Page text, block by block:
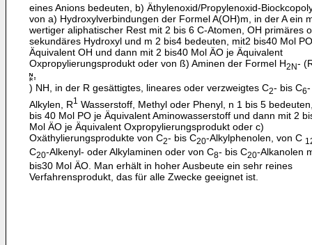
eines Anions bedeuten, b) Äthylenoxid/Propylenoxid-
von a) Hydroxylverbindungen der Formel A(OH)m, in der A ein
wertiger aliphatischer Rest mit 2 bis 6 C-Atomen, OH primäres
sekundäres Hydroxyl und m 2 bis4 bedeuten, mit2 bis40 Mol
Äquivalent OH und dann mit 2 bis40 Mol ÄO je Äquivalent
Oxpropylierungsprodukt oder von ß) Aminen der Formel H2N-
) NH, in der R gesättigtes, lineares oder verzweigtes C2- bis C6-
Alkylen, R1 Wasserstoff, Methyl oder Phenyl, n 1 bis 5
bis 40 Mol PO je Äquivalent Aminowasserstoff und dann mit 2
Mol ÄO je Äquivalent Oxpropylierungsprodukt oder c)
Oxäthylierungsprodukte von C2- bis C20-Alkylphenolen, von C
C20-Alkenyl- oder Alkylaminen oder von C8- bis C20-Alkanolen
bis30 Mol ÄO. Man erhält in hoher Ausbeute ein sehr reines
Verfahrensprodukt, das für alle Zwecke geeignet ist.